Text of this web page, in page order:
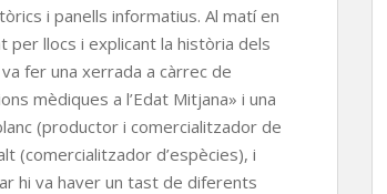
i panells informatius. Al matí en
per llocs i explicant la història dels
fer una xerrada a càrrec de
mèdiques a l’Edat Mitjana» i una
(productor i comercialitzador de
(comercialitzador d’espècies), i
hi va haver un tast de diferents